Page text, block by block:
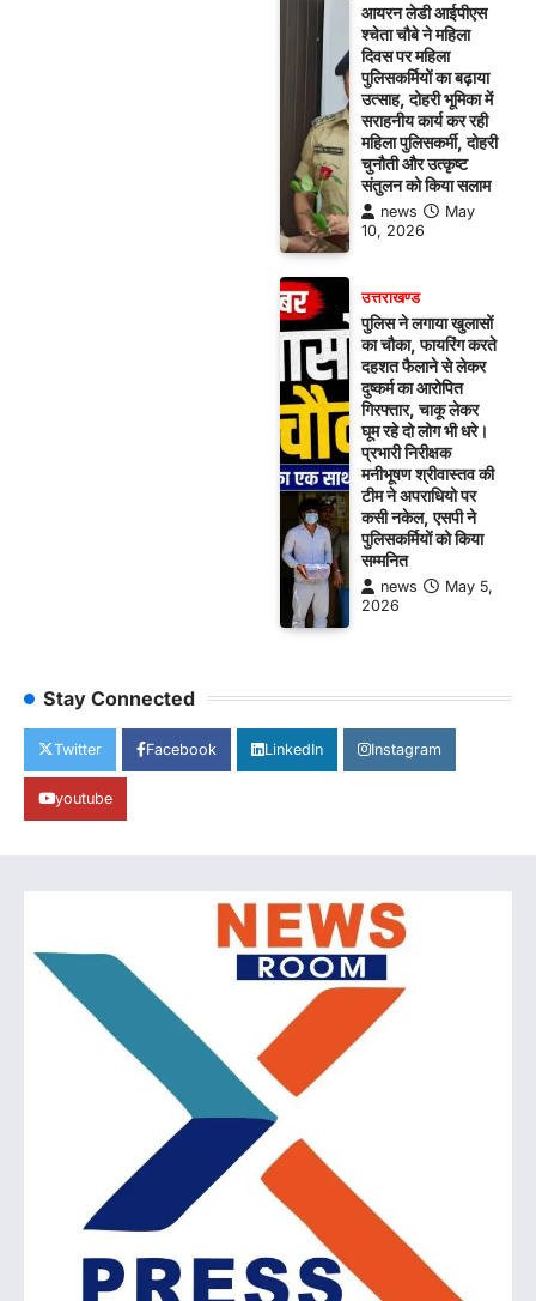
आयरन लेडी आईपीएस
श्चेता चौबे ने महिला
दिवस पर महिला
पुलिसकर्मियों का बढ़ाया
उत्साह, दोहरी भूमिका में
सराहनीय कार्य कर रही
महिला पुलिसकर्मी, दोहरी
चुनौती और उत्कृष्ट
संतुलन को किया सलाम
news
May
10, 2026
उत्तराखण्ड
पुलिस ने लगाया खुलासों
का चौका, फायरिंग करते
दहशत फैलाने से लेकर
दुष्कर्म का आरोपित
गिरफ्तार, चाकू लेकर
घूम रहे दो लोग भी धरे।
प्रभारी निरीक्षक
मनीभूषण श्रीवास्तव की
टीम ने अपराधियो पर
कसी नकेल, एसपी ने
पुलिसकर्मियों को किया
सम्मनित
news
May 5,
2026
Stay Connected
Twitter Facebook LinkedIn Instagram
youtube